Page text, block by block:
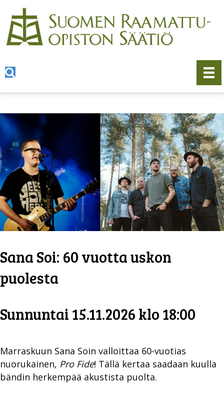
Sana Soi: 60 vuotta uskon
puolesta
Sunnuntai 15.11.2026 klo 18:00
Marraskuun Sana Soin valloittaa 60-vuotias
nuorukainen, Pro Fide! Tällä kertaa saadaan kuulla
bändin herkempää akustista puolta.